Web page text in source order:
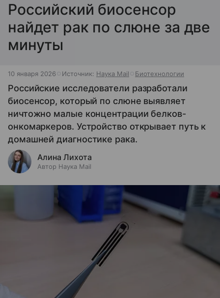
Российский биосенсор
найдет рак по слюне за две
минуты
10 января 2026 Источник: Наука Mail Биотехнологии
Российские исследователи разработали
биосенсор, который по слюне выявляет
ничтожно малые концентрации белков-
онкомаркеров. Устройство открывает путь к
домашней диагностике рака.
Алина Лихота
Автор Наука Mail